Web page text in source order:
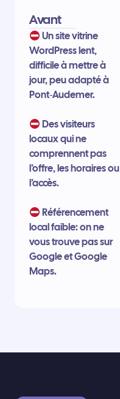
Avant
Un site vitrine
WordPress lent,
difficile à mettre à
jour, peu adapté à
Pont‑Audemer.
Des visiteurs
locaux qui ne
comprennent pas
l’offre, les horaires ou
l’accès.
Référencement
local faible: on ne
vous trouve pas sur
Google et Google
Maps.